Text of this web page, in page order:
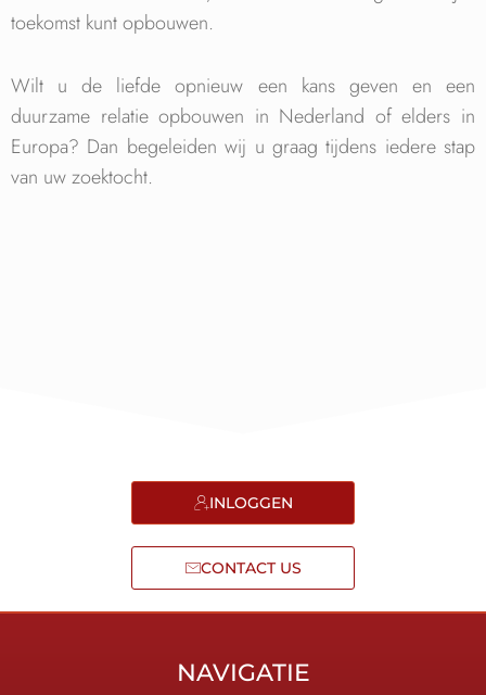
toekomst kunt opbouwen.
Wilt u de liefde opnieuw een kans geven en een
duurzame relatie opbouwen in Nederland of elders in
Europa? Dan begeleiden wij u graag tijdens iedere stap
van uw zoektocht.
INLOGGEN
CONTACT US
NAVIGATIE